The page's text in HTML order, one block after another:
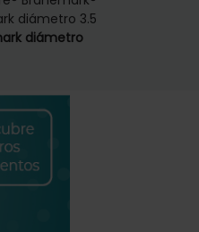
diámetro 3.5
diámetro